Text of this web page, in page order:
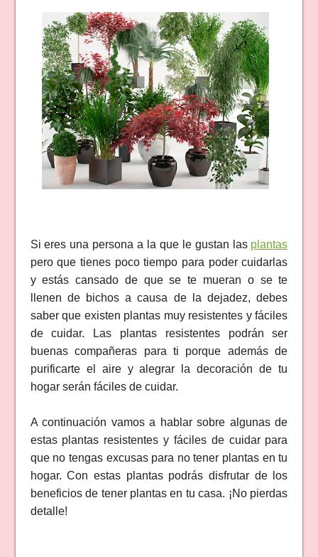
Si eres una persona a la que le gustan las plantas
pero que tienes poco tiempo para poder cuidarlas
y estás cansado de que se te mueran o se te
llenen de bichos a causa de la dejadez, debes
saber que existen plantas muy resistentes y fáciles
de cuidar. Las plantas resistentes podrán ser
buenas compañeras para ti porque además de
purificarte el aire y alegrar la decoración de tu
hogar serán fáciles de cuidar.
A continuación vamos a hablar sobre algunas de
estas plantas resistentes y fáciles de cuidar para
que no tengas excusas para no tener plantas en tu
hogar. Con estas plantas podrás disfrutar de los
beneficios de tener plantas en tu casa. ¡No pierdas
detalle!